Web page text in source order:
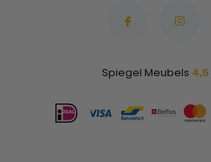
Spiegel Meubels 4,5